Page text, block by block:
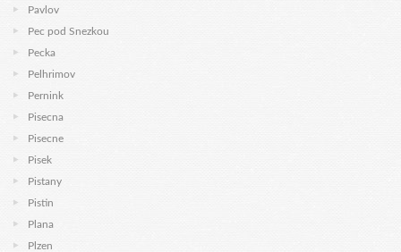
Pavlov
Pec pod Snezkou
Pecka
Pelhrimov
Pernink
Pisecna
Pisecne
Pisek
Pistany
Pistin
Plana
Plzen